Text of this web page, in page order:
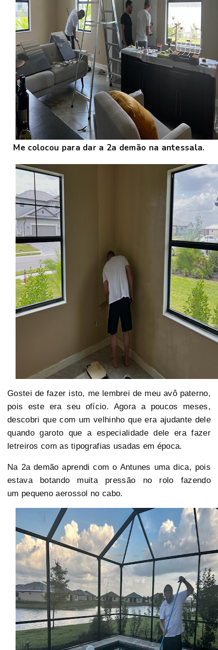
Me colocou para dar a 2a demão na antessala.
Gostei de fazer isto, me lembrei de meu avô paterno,
pois este era seu ofício. Agora a poucos meses,
descobri que com um velhinho que era ajudante dele
quando garoto que a especialidade dele era fazer
letreiros com as tipografias usadas em época.
Na 2a demão aprendi com o Antunes uma dica, pois
estava botando muita pressão no rolo fazendo
um pequeno aerossol no cabo.